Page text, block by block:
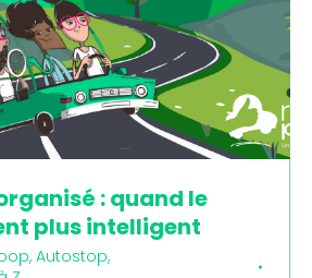
: quand le
plus intelligent
, Autostop,